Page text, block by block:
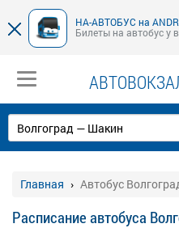
НА-АВТОБУС на
Билеты на автобус у
Главная Автобус
Расписание автобуса